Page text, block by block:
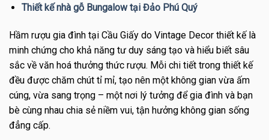
Thiết kế nhà gỗ Bungalow tại Đảo Phú Quý
Hầm rượu gia đình tại Cầu Giấy do Vintage Decor thiết kế là
minh chứng cho khả năng tư duy sáng tạo và hiểu biết sâu
sắc về văn hoá thưởng thức rượu. Mỗi chi tiết trong thiết kế
đều được chăm chút tỉ mỉ, tạo nên một không gian vừa ấm
cúng, vừa sang trọng – một nơi lý tưởng để gia đình và bạn
bè cùng nhau chia sẻ niềm vui, tận hưởng không gian sống
đẳng cấp.